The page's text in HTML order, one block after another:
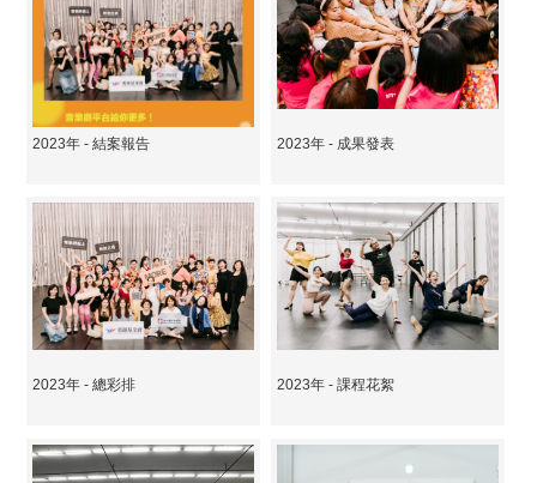
2023年 - 結案報告 2023年 - 成果發表
2023年 - 總彩排 2023年 - 課程花絮